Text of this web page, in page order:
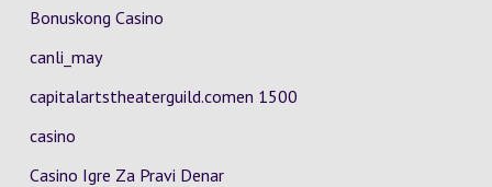
Bonuskong Casino
canli_may
capitalartstheaterguild.comen 1500
casino
Casino Igre Za Pravi Denar